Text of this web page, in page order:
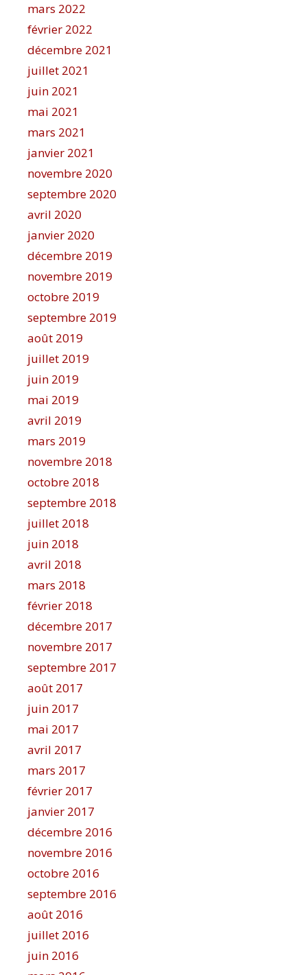
mars 2022
février 2022
décembre 2021
juillet 2021
juin 2021
mai 2021
mars 2021
janvier 2021
novembre 2020
septembre 2020
avril 2020
janvier 2020
décembre 2019
novembre 2019
octobre 2019
septembre 2019
août 2019
juillet 2019
juin 2019
mai 2019
avril 2019
mars 2019
novembre 2018
octobre 2018
septembre 2018
juillet 2018
juin 2018
avril 2018
mars 2018
février 2018
décembre 2017
novembre 2017
septembre 2017
août 2017
juin 2017
mai 2017
avril 2017
mars 2017
février 2017
janvier 2017
décembre 2016
novembre 2016
octobre 2016
septembre 2016
août 2016
juillet 2016
juin 2016